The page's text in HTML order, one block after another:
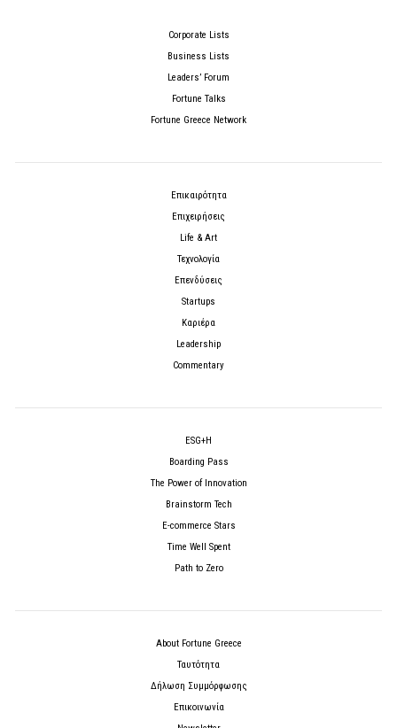
Corporate Lists
Business Lists
Leaders’ Forum
Fortune Talks
Fortune Greece Network
Επικαιρότητα
Επιχειρήσεις
Life & Art
Τεχνολογία
Επενδύσεις
Startups
Καριέρα
Leadership
Commentary
ESG+H
Boarding Pass
The Power of Innovation
Brainstorm Tech
E-commerce Stars
Time Well Spent
Path to Zero
About Fortune Greece
Ταυτότητα
Δήλωση Συμμόρφωσης
Επικοινωνία